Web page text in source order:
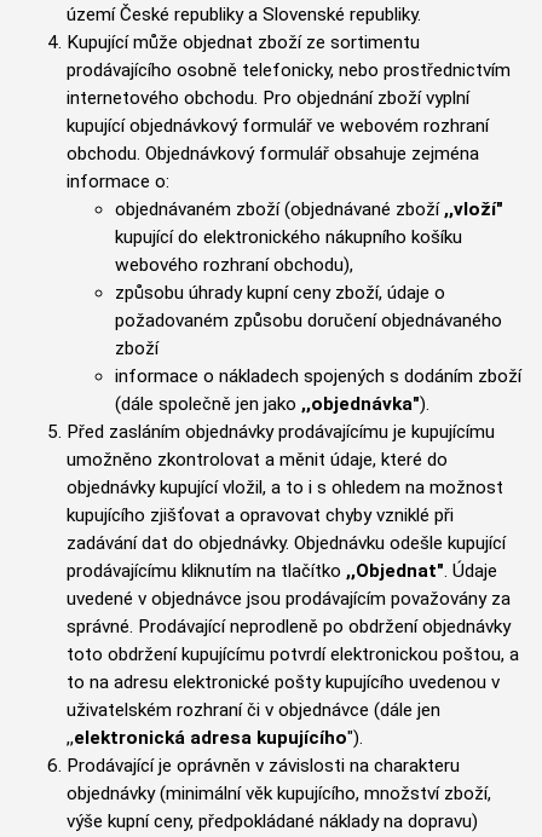
území České republiky a Slovenské republiky.
Kupující může objednat zboží ze sortimentu
prodávajícího osobně telefonicky, nebo prostřednictvím
internetového obchodu. Pro objednání zboží vyplní
kupující objednávkový formulář ve webovém rozhraní
obchodu. Objednávkový formulář obsahuje zejména
informace o:
objednávaném zboží (objednávané zboží ,,vloží"
kupující do elektronického nákupního košíku
webového rozhraní obchodu),
způsobu úhrady kupní ceny zboží, údaje o
požadovaném způsobu doručení objednávaného
zboží
informace o nákladech spojených s dodáním zboží
(dále společně jen jako ,,objednávka").
Před zasláním objednávky prodávajícímu je kupujícímu
umožněno zkontrolovat a měnit údaje, které do
objednávky kupující vložil, a to i s ohledem na možnost
kupujícího zjišťovat a opravovat chyby vzniklé při
zadávání dat do objednávky. Objednávku odešle kupující
prodávajícímu kliknutím na tlačítko ,,Objednat". Údaje
uvedené v objednávce jsou prodávajícím považovány za
správné. Prodávající neprodleně po obdržení objednávky
toto obdržení kupujícímu potvrdí elektronickou poštou, a
to na adresu elektronické pošty kupujícího uvedenou v
uživatelském rozhraní či v objednávce (dále jen
,,elektronická adresa kupujícího").
Prodávající je oprávněn v závislosti na charakteru
objednávky (minimální věk kupujícího, množství zboží,
výše kupní ceny, předpokládané náklady na dopravu)